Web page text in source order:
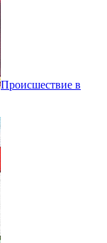
Происшествие в